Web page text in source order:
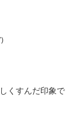
)
くすんだ印象で